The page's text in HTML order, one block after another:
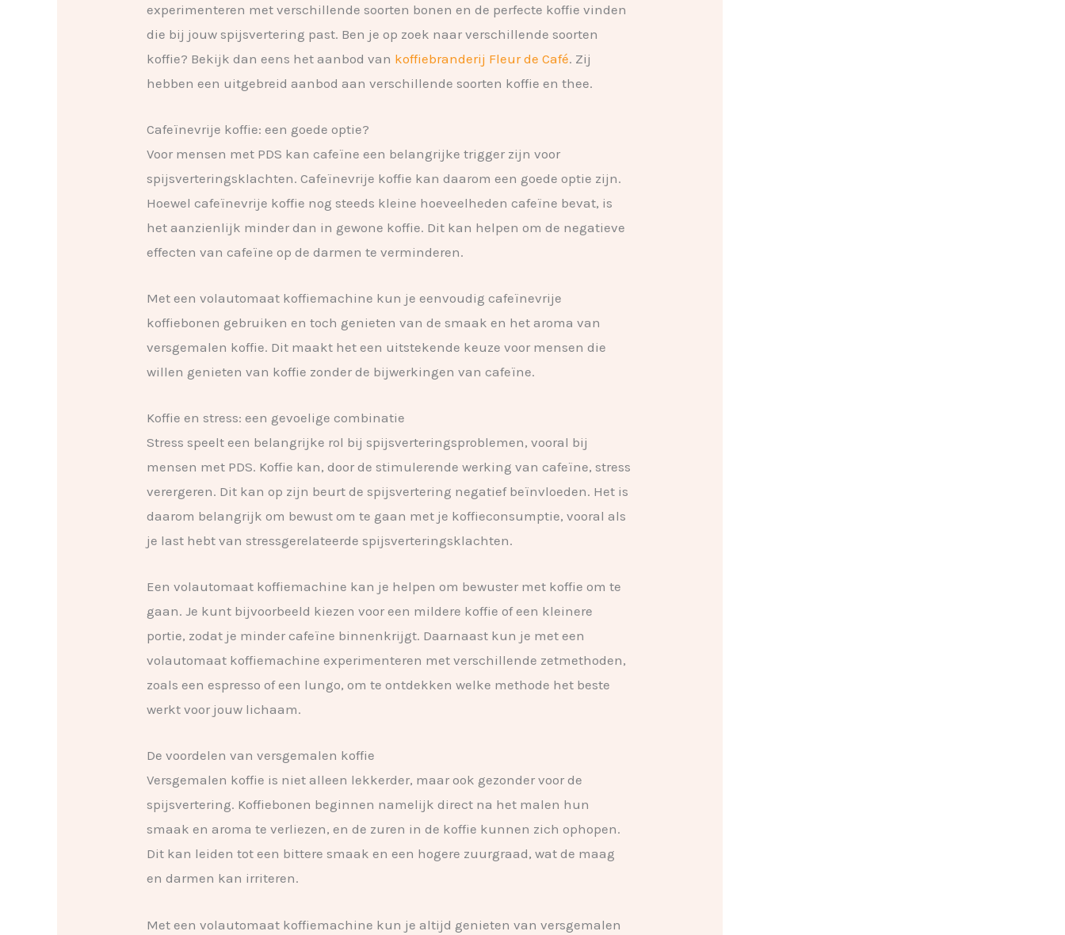
experimenteren met verschillende soorten bonen en de perfecte koffie vinden
die bij jouw spijsvertering past. Ben je op zoek naar verschillende soorten
koffie? Bekijk dan eens het aanbod van koffiebranderij Fleur de Café. Zij
hebben een uitgebreid aanbod aan verschillende soorten koffie en thee.
Cafeïnevrije koffie: een goede optie?
Voor mensen met PDS kan cafeïne een belangrijke trigger zijn voor
spijsverteringsklachten. Cafeïnevrije koffie kan daarom een goede optie zijn.
Hoewel cafeïnevrije koffie nog steeds kleine hoeveelheden cafeïne bevat, is
het aanzienlijk minder dan in gewone koffie. Dit kan helpen om de negatieve
effecten van cafeïne op de darmen te verminderen.
Met een volautomaat koffiemachine kun je eenvoudig cafeïnevrije
koffiebonen gebruiken en toch genieten van de smaak en het aroma van
versgemalen koffie. Dit maakt het een uitstekende keuze voor mensen die
willen genieten van koffie zonder de bijwerkingen van cafeïne.
Koffie en stress: een gevoelige combinatie
Stress speelt een belangrijke rol bij spijsverteringsproblemen, vooral bij
mensen met PDS. Koffie kan, door de stimulerende werking van cafeïne, stress
verergeren. Dit kan op zijn beurt de spijsvertering negatief beïnvloeden. Het is
daarom belangrijk om bewust om te gaan met je koffieconsumptie, vooral als
je last hebt van stressgerelateerde spijsverteringsklachten.
Een volautomaat koffiemachine kan je helpen om bewuster met koffie om te
gaan. Je kunt bijvoorbeeld kiezen voor een mildere koffie of een kleinere
portie, zodat je minder cafeïne binnenkrijgt. Daarnaast kun je met een
volautomaat koffiemachine experimenteren met verschillende zetmethoden,
zoals een espresso of een lungo, om te ontdekken welke methode het beste
werkt voor jouw lichaam.
De voordelen van versgemalen koffie
Versgemalen koffie is niet alleen lekkerder, maar ook gezonder voor de
spijsvertering. Koffiebonen beginnen namelijk direct na het malen hun
smaak en aroma te verliezen, en de zuren in de koffie kunnen zich ophopen.
Dit kan leiden tot een bittere smaak en een hogere zuurgraad, wat de maag
en darmen kan irriteren.
Met een volautomaat koffiemachine kun je altijd genieten van versgemalen